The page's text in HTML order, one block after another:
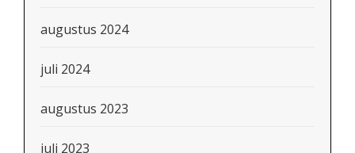
augustus 2024
juli 2024
augustus 2023
juli 2023